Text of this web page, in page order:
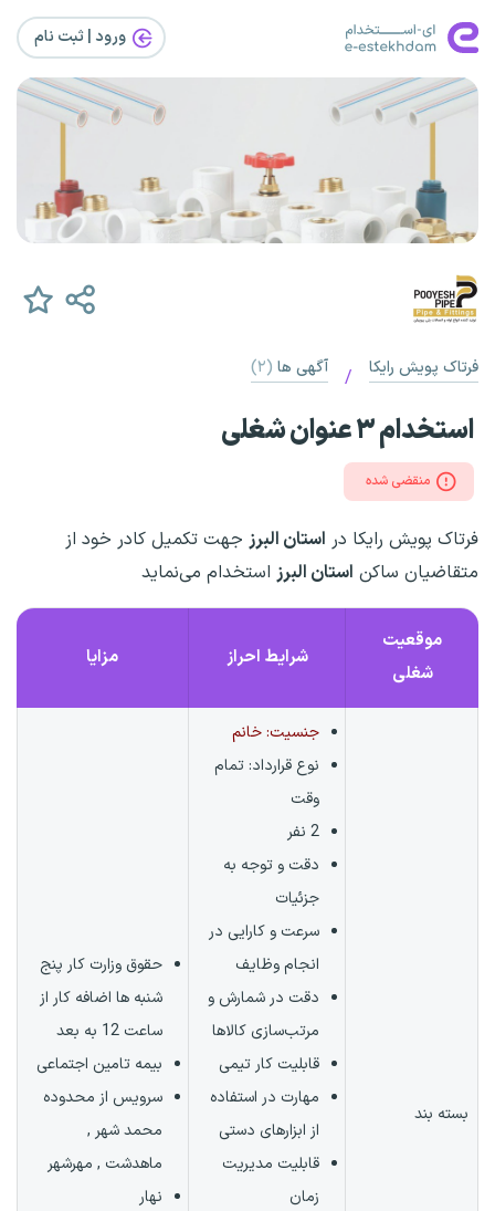
ورود | ثبت‌ نام
فرتاک پویش رایکا / آگهی ها (۲)
استخدام ۳ عنوان شغلی
منقضی شده
فرتاک پویش رایکا در استان البرز جهت تکمیل کادر خود از
متقاضیان ساکن استان البرز استخدام می‌نماید
موقعیت
شغلی
شرایط احراز مزایا
بسته بند
جنسیت: خانم
نوع قرارداد: تمام
وقت
2 نفر
دقت و توجه به
جزئیات
سرعت و کارایی در
انجام وظایف
دقت در شمارش و
مرتب‌سازی کالاها
قابلیت کار تیمی
مهارت در استفاده
از ابزارهای دستی
قابلیت مدیریت
زمان
حقوق وزارت کار پنج
شنبه ها اضافه کار از
ساعت 12 به بعد
بیمه تامین اجتماعی
سرویس از محدوده
محمد شهر ,
ماهدشت , مهرشهر
نهار